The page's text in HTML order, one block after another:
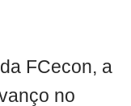
FCecon, a
no